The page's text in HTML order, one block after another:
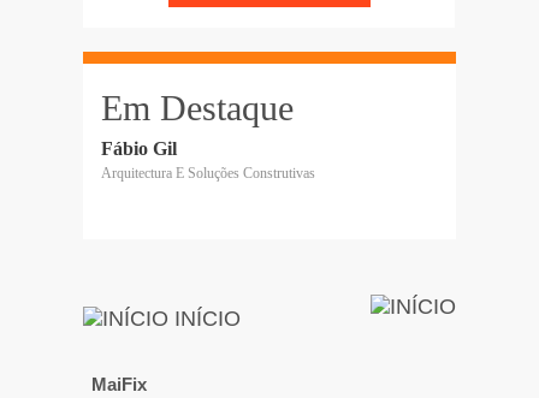
Em Destaque
Fábio Gil
Arquitectura E Soluções Construtivas
INÍCIO
MaiFix